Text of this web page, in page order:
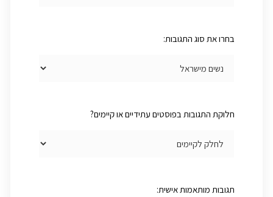
בחרו את סוג התגובות:
חלוקת התגובות בפוסטים עתידיים או קיימים?
תגובות מותאמות אישית: